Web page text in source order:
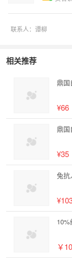
联系人： 谭柳
相关推荐
鼎国
¥66
鼎国
¥35
兔抗
10%
￥